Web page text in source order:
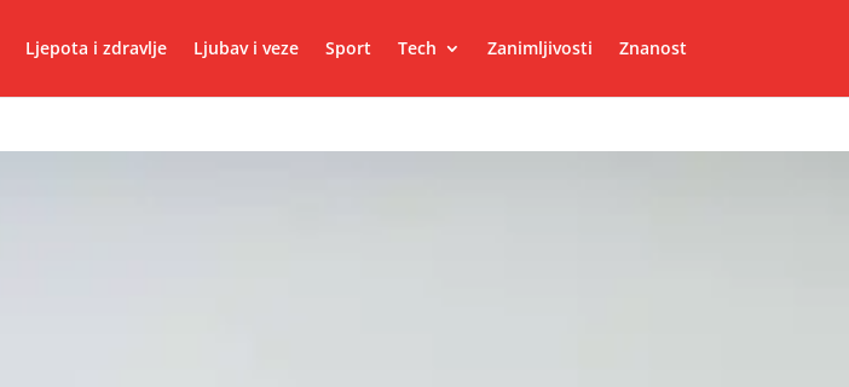
Ljepota i zdravlje Ljubav i veze Sport Tech Zanimljivosti Znanost